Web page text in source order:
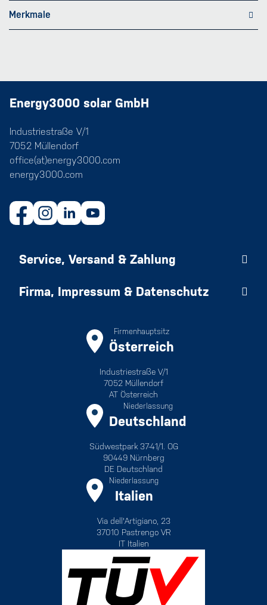
Merkmale
Energy3000 solar GmbH
Industriestraße V/1
7052 Müllendorf
office(at)energy3000.com
energy3000.com
Service, Versand & Zahlung
Firma, Impressum & Datenschutz
Firmenhauptsitz
Österreich
Industriestraße V/1
7052 Müllendorf
AT Österreich
Niederlassung
Deutschland
Südwestpark 37-41/1. OG
90449 Nürnberg
DE Deutschland
Niederlassung
Italien
Via dell'Artigiano, 23
37010 Pastrengo VR
IT Italien